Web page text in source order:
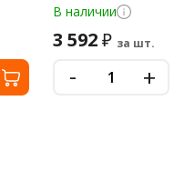
В наличии
3 592₽ за шт.
- +